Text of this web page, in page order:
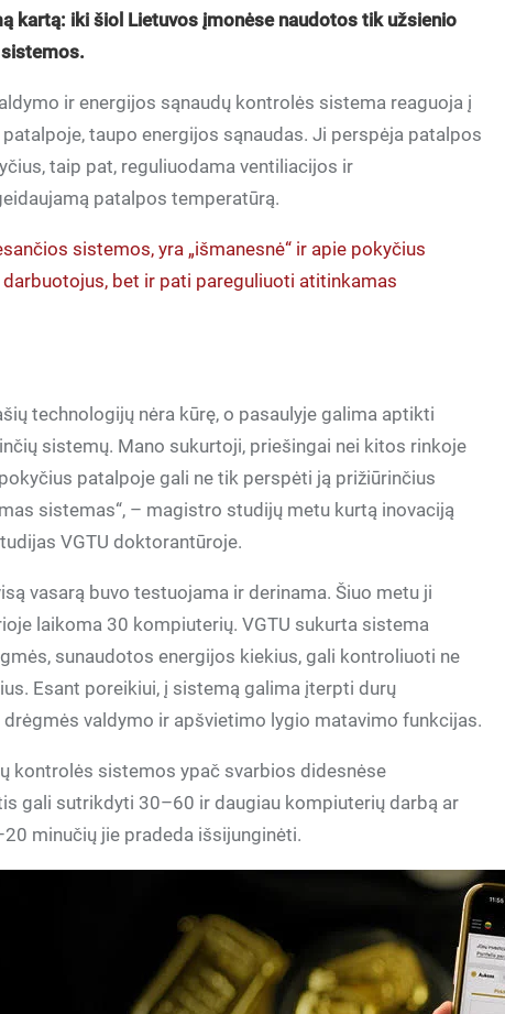
kartą: iki šiol Lietuvos įmonėse naudotos tik užsienio
ir energijos sąnaudų kontrolės sistema reaguoja į
taupo energijos sąnaudas. Ji perspėja patalpos
taip pat, reguliuodama ventiliacijos ir
patalpos temperatūrą.
sistemos, yra „išmanesnė“ ir apie pokyčius
bet ir pati pareguliuoti atitinkamas
technologijų nėra kūrę, o pasaulyje galima aptikti
sistemų. Mano sukurtoji, priešingai nei kitos rinkoje
patalpoje gali ne tik perspėti ją prižiūrinčius
sistemas“, – magistro studijų metu kurtą inovaciją
VGTU doktorantūroje.
vasarą buvo testuojama ir derinama. Šiuo metu ji
laikoma 30 kompiuterių. VGTU sukurta sistema
sunaudotos energijos kiekius, gali kontroliuoti ne
Esant poreikiui, į sistemą galima įterpti durų
valdymo ir apšvietimo lygio matavimo funkcijas.
kontrolės sistemos ypač svarbios didesnėse
gali sutrikdyti 30–60 ir daugiau kompiuterių darbą ar
minučių jie pradeda išsijunginėti.